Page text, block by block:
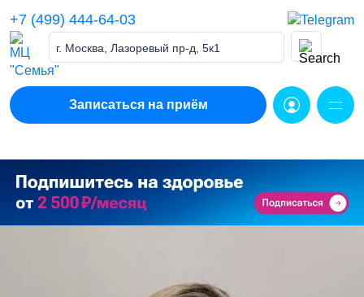
content
+7 (499) 444-64-03
г. Москва, Лазоревый пр-д, 5к1
Записаться на приём